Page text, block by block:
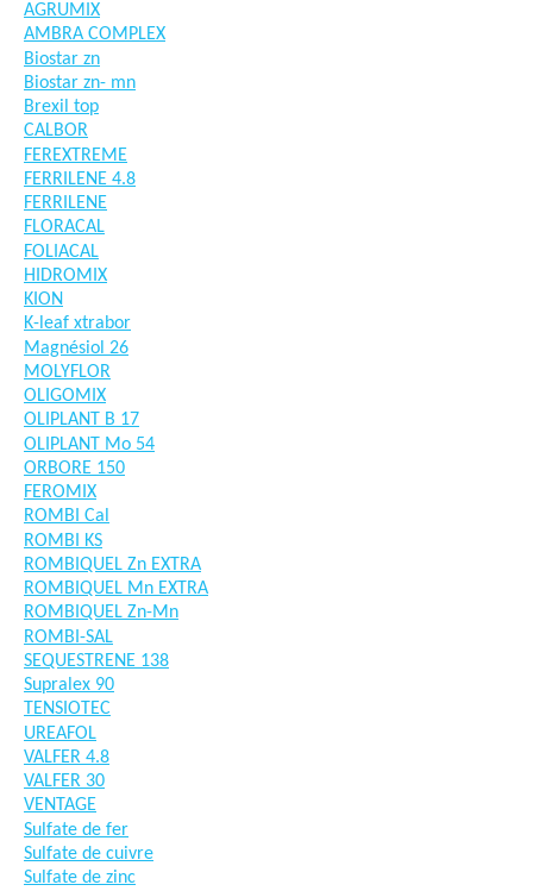
AGRUMIX
AMBRA COMPLEX
Biostar zn
Biostar zn- mn
Brexil top
CALBOR
FEREXTREME
FERRILENE 4.8
FERRILENE
FLORACAL
FOLIACAL
HIDROMIX
KION
K-leaf xtrabor
Magnésiol 26
MOLYFLOR
OLIGOMIX
OLIPLANT B 17
OLIPLANT Mo 54
ORBORE 150
FEROMIX
ROMBI Cal
ROMBI KS
ROMBIQUEL Zn EXTRA
ROMBIQUEL Mn EXTRA
ROMBIQUEL Zn-Mn
ROMBI-SAL
SEQUESTRENE 138
Supralex 90
TENSIOTEC
UREAFOL
VALFER 4.8
VALFER 30
VENTAGE
Sulfate de fer
Sulfate de cuivre
Sulfate de zinc